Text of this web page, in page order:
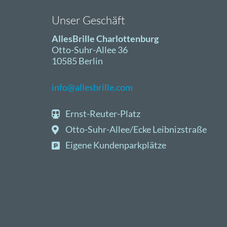
Unser Geschäft
AllesBrille Charlottenburg
Otto-Suhr-Allee 36
10585 Berlin
info@allesbrille.com
Ernst-Reuter-Platz
Otto-Suhr-Allee/Ecke Leibnizstraße
Eigene Kundenparkplätze